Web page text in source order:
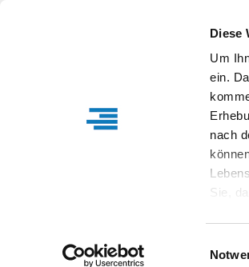
Diese
Um
ein.
nach
Sie,